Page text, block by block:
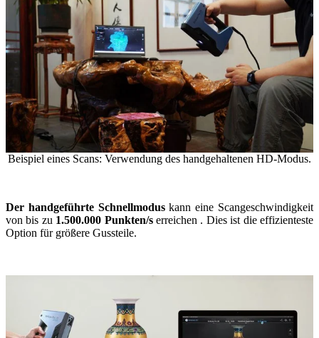
Beispiel eines Scans: Verwendung des handgehaltenen HD-Modus.
Der handgeführte Schnellmoduskann eine Scangeschwindigkeit
von bis zu 1.500.000 Punkten/serreichen . Dies ist die effizienteste
Option für größere Gussteile.